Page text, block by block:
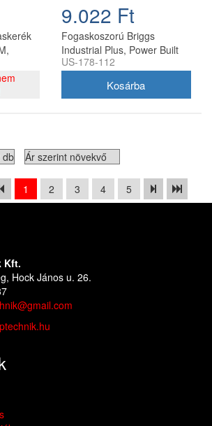
9.022 Ft
Fogaskoszorú Briggs
Industrial Plus, Power Built
utángyártott, 20.8 mm
US-178-112
1 2 3 4 5
Kft.
Hock János u. 26.